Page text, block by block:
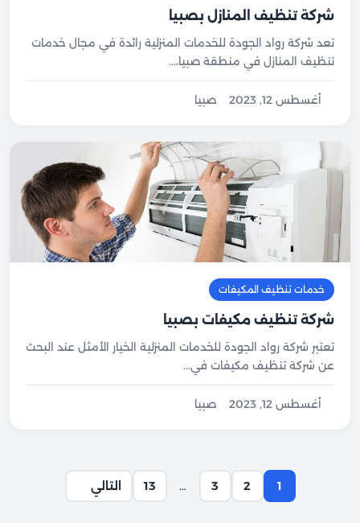
شركة تنظيف المنازل بصبيا
تعد شركة رواد الجودة للخدمات المنزلية رائدة في مجال خدمات
تنظيف المنازل في منطقة صبيا،...
أغسطس 12, 2023 صبيا
خدمات تنظيف المكيفات
شركة تنظيف مكيفات بصبيا
تعتبر شركة رواد الجودة للخدمات المنزلية الخيار الأمثل عند البحث
عن شركة تنظيف مكيفات في...
أغسطس 12, 2023 صبيا
صفحة
1
صفحة
2
صفحة
3
…
صفحة
13 التالي